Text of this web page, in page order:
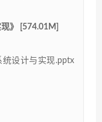
》 [574.01M]
统设计与实现.pptx